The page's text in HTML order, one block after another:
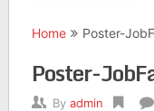
Home Poster-
Poster-
By admin